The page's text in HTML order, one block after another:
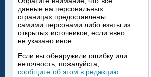
данные на персональных
страницах предоставлены
самими персонами либо взяты из
открытых источников, если явно
не указано иное.
Если вы обнаружили ошибку или
неточность, пожалуйста,
сообщите об этом в редакцию